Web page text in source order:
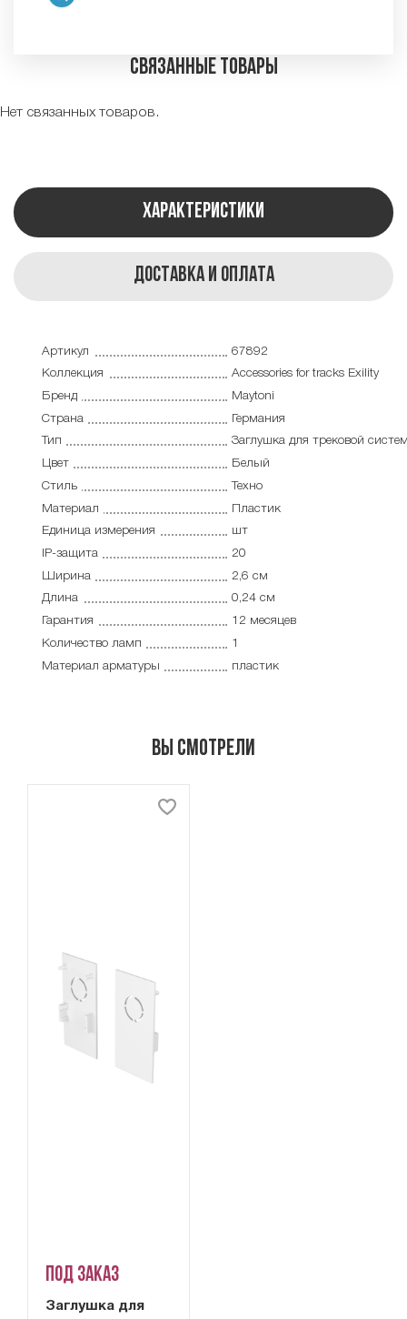
Связанные товары
Нет связанных товаров.
Характеристики
Доставка и оплата
Артикул
67892
Коллекция
Accessories for tracks Exility
Бренд
Maytoni
Страна
Германия
Тип
Заглушка для трековой
Цвет
Белый
Стиль
Техно
Материал
Пластик
Единица измерения
шт
IP-защита
20
Ширина
2,6 см
Длина
0,24 см
Гарантия
12 месяцев
Количество ламп
1
Материал арматуры
пластик
Вы смотрели
Под заказ
Заглушка для